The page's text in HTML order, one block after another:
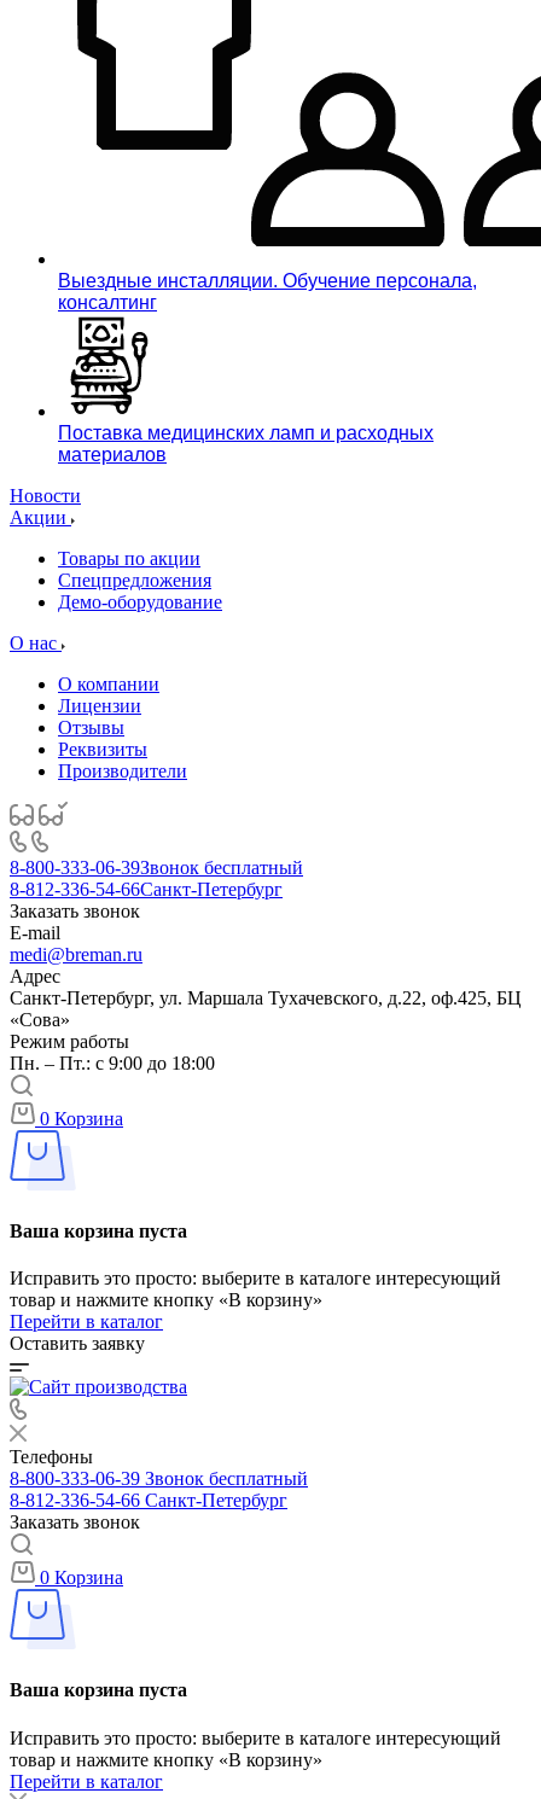
Выездные инсталляции. Обучение персонала,
консалтинг
Поставка медицинских ламп и расходных
материалов
Новости
Акции
Товары по акции
Спецпредложения
Демо-оборудование
О нас
О компании
Лицензии
Отзывы
Реквизиты
Производители
8-800-333-06-39Звонок бесплатный
8-812-336-54-66Санкт-Петербург
Заказать звонок
E-mail
medi@breman.ru
Адрес
Санкт-Петербург, ул. Маршала Тухачевского, д.22, оф.425, БЦ
«Сова»
Режим работы
Пн. – Пт.: с 9:00 до 18:00
0 Корзина
Ваша корзина пуста
Исправить это просто: выберите в каталоге интересующий
товар и нажмите кнопку «В корзину»
Перейти в каталог
Оставить заявку
Телефоны
8-800-333-06-39 Звонок бесплатный
8-812-336-54-66 Санкт-Петербург
Заказать звонок
0 Корзина
Ваша корзина пуста
Исправить это просто: выберите в каталоге интересующий
товар и нажмите кнопку «В корзину»
Перейти в каталог